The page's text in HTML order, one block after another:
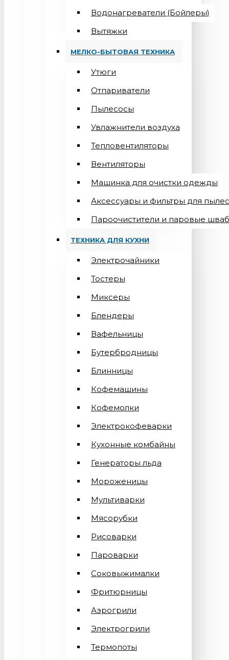
Водонагреватели (Бойлеры)
Вытяжки
МЕЛКО-БЫТОВАЯ ТЕХНИКА
Утюги
Отпариватели
Пылесосы
Увлажнители воздуха
Тепловентиляторы
Вентиляторы
Машинка для очистки одежды
Аксессуары и фильтры для
Пароочистители и паровые
ТЕХНИКА ДЛЯ КУХНИ
Электрочайники
Тостеры
Миксеры
Блендеры
Вафельницы
Бутербродницы
Блинницы
Кофемашины
Кофемолки
Электрокофеварки
Кухонные комбайны
Генераторы льда
Мороженицы
Мультиварки
Мясорубки
Рисоварки
Пароварки
Соковыжималки
Фритюрницы
Аэрогрили
Электрогрили
Термопоты